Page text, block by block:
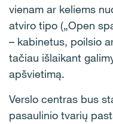
vienam ar keliems
atviro tipo („Open
– kabinetus, poilsio
tačiau išlaikant
apšvietimą.
Verslo centras bus
pasaulinio tvarių